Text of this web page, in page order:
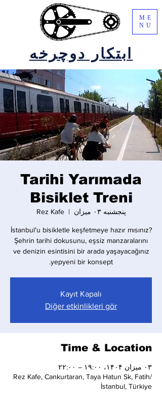
ابتکار دوچرخه
ME
NU
Tarihi Yarımada
Bisiklet Treni
پنجشنبه ۰۳ میزان
  |
Rez Kafe
İstanbul'u bisikletle keşfetmeye hazır mısınız?
Şehrin tarihi dokusunu, eşsiz manzaralarını
ve denizin esintisini bir arada yaşayacağınız
yepyeni bir konsept.
Kayıt Kapalı
Diğer etkinlikleri gör
Time & Location
۰۳ میزان ۱۴۰۴، ۱۹:۰۰ – ۲۲:۰۰
Rez Kafe, Cankurtaran, Taya Hatun Sk, Fatih/
İstanbul, Türkiye